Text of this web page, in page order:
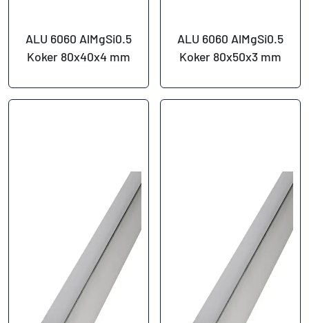
ALU 6060 AlMgSi0.5
Koker 80x40x4 mm
ALU 6060 AlMgSi0.5
Koker 80x50x3 mm